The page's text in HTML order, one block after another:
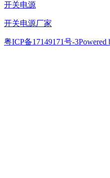
开关电源
开关电源厂家
粤ICP备17149171号-3Powered